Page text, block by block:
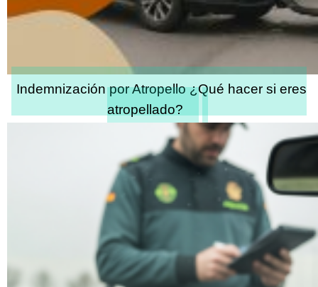
Indemnización por Atropello ¿Qué hacer si eres
atropellado?